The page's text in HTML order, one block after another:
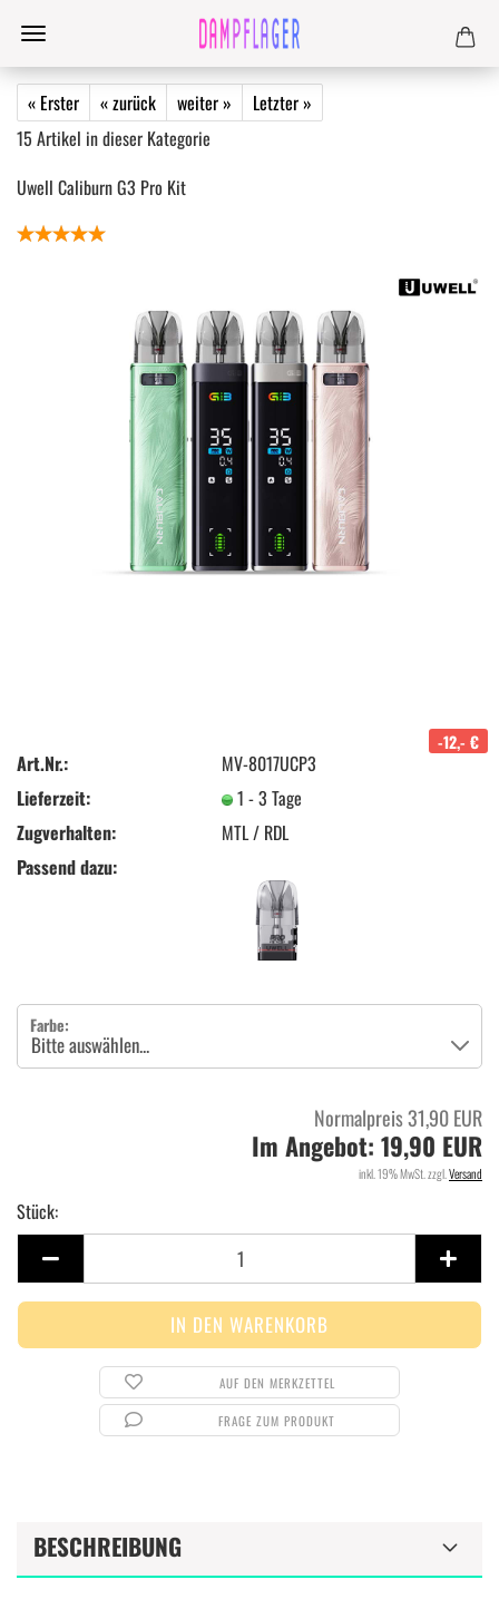
« Erster « zurück weiter »
Letzter »
15 Artikel in dieser Kategorie
Uwell Caliburn G3 Pro Kit
-12,- €
Art.Nr.:
MV-8017UCP3
Lieferzeit:
1 - 3 Tage
Zugverhalten:
MTL / RDL
Passend dazu:
Farbe:
Normalpreis 31,90 EUR
Im Angebot: 19,90 EUR
inkl. 19% MwSt. zzgl. Versand
Stück:
Stück
AUF DEN MERKZETTEL
FRAGE ZUM PRODUKT
BESCHREIBUNG